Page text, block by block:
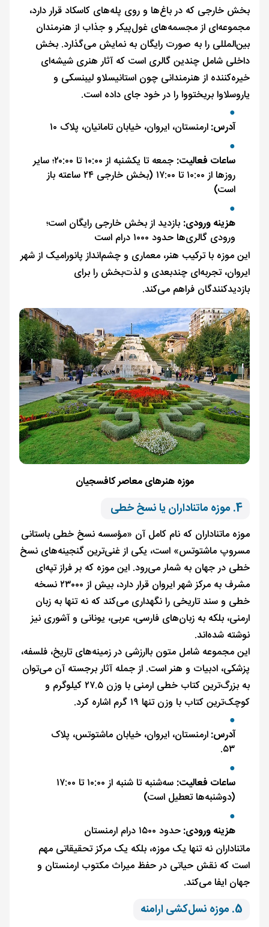
بخش خارجی که در باغ‌ها و روی پله‌های کاسکاد قرار دارد،
مجموعه‌ای از مجسمه‌های غول‌پیکر و جذاب از هنرمندان
بین‌المللی را به صورت رایگان به نمایش می‌گذارد. بخش
داخلی شامل چندین گالری است که آثار هنری شیشه‌ای
خیره‌کننده از هنرمندانی چون استانیسلاو لیبنسکی و
یاروسلاوا بریختووا را در خود جای داده است.
آدرس:ارمنستان، ایروان، خیابان تامانیان، پلاک ۱۰
ساعات فعالیت:
جمعه تا یکشنبه از ۱۰:۰۰ تا ۲۰:۰۰؛ سایر
روزها از ۱۰:۰۰ تا ۱۷:۰۰ (بخش خارجی ۲۴ ساعته باز
است)
هزینه ورودی: بازدید از بخش خارجی رایگان است؛
ورودی گالری‌ها حدود ۱۰۰۰ درام است
این موزه با ترکیب هنر، معماری و چشم‌انداز پانورامیک از شهر
ایروان، تجربه‌ای چندبعدی و لذت‌بخش را برای
بازدیدکنندگان فراهم می‌کند.
موزه هنرهای معاصر کافسجیان
4. موزه ماتناداران یا نسخ خطی
موزه ماتناداران که نام کامل آن «مؤسسه نسخ خطی باستانی
مسروپ ماشتوتس» است، یکی از غنی‌ترین گنجینه‌های نسخ
خطی در جهان به شمار می‌رود. این موزه که بر فراز تپه‌ای
مشرف به مرکز شهر ایروان قرار دارد، بیش از ۲۳۰۰۰ نسخه
خطی و سند تاریخی را نگهداری می‌کند که نه تنها به زبان
ارمنی، بلکه به زبان‌های فارسی، عربی، یونانی و آشوری نیز
نوشته شده‌اند.
این مجموعه شامل متون باارزشی در زمینه‌های تاریخ، فلسفه،
پزشکی، ادبیات و هنر است. از جمله آثار برجسته آن می‌توان
به بزرگ‌ترین کتاب خطی ارمنی با وزن ۲۷.۵ کیلوگرم و
کوچک‌ترین کتاب با وزن تنها ۱۹ گرم اشاره کرد.
آدرس:ارمنستان، ایروان، خیابان ماشتوتس، پلاک
۵۳.
ساعات فعالیت:
سه‌شنبه تا شنبه از ۱۰:۰۰ تا ۱۷:۰۰
(دوشنبه‌ها تعطیل است)
هزینه ورودی:حدود ۱۵۰۰ درام ارمنستان
ماتناداران نه تنها یک موزه، بلکه یک مرکز تحقیقاتی مهم
است که نقش حیاتی در حفظ میراث مکتوب ارمنستان و
جهان ایفا می‌کند.
5. موزه نسل‌کشی ارامنه